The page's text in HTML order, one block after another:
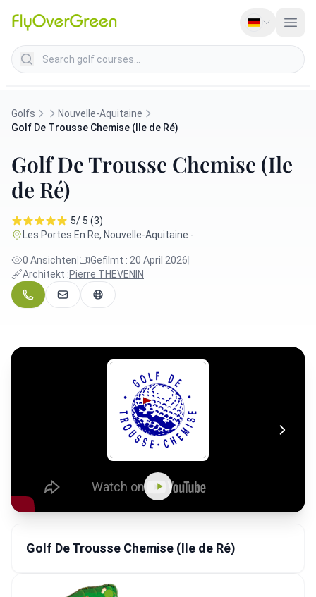
Search golf courses
Golfs
Nouvelle-Aquitaine
Golf De Trousse Chemise (Ile de Ré)
Golf De Trousse Chemise (Ile
de Ré)
5/ 5 (3)
Les Portes En Re, Nouvelle-Aquitaine -
0 Ansichten Gefilmt : 20 April 2026
Architekt :Pierre THEVENIN
Golf De Trousse Chemise (Ile de Ré)